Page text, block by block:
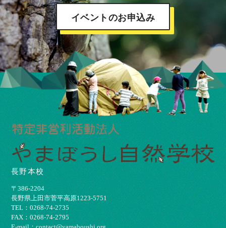
イベントのお申込み
長野本校
〒386-2204
⻑野県上⽥市菅平⾼原1223-5751
TEL：0268-74-2735
FAX：0268-74-2795